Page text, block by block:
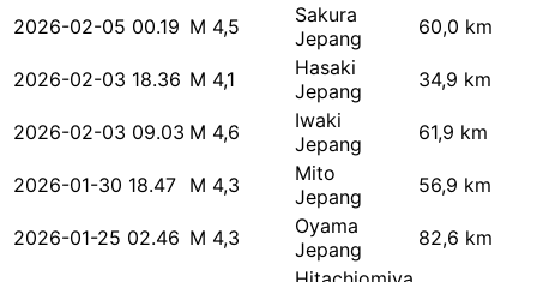
2026-02-05 00.19 M 4,5
Sakura
Jepang
60,0 km
2026-02-03 18.36 M 4,1
Hasaki
Jepang
34,9 km
2026-02-03 09.03 M 4,6
Iwaki
Jepang
61,9 km
2026-01-30 18.47 M 4,3
Mito
Jepang
56,9 km
2026-01-25 02.46 M 4,3
Oyama
Jepang
82,6 km